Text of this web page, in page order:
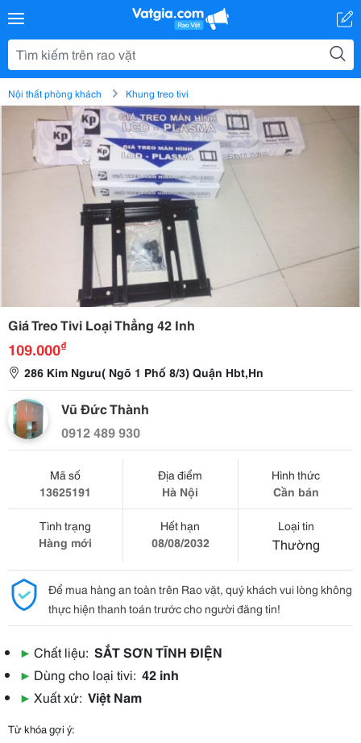
Nội thất phòng khách Khung treo tivi
Giá Treo Tivi Loại Thẳng 42 Inh
109.000₫
286 Kim Ngưu( Ngõ 1 Phố 8/3) Quận Hbt,Hn
Vũ Đức Thành
0912 489 930
Mã số
13625191
Địa điểm
Hà Nội
Hình thức
Cần bán
Tình trạng
Hàng mới
Hết hạn
08/08/2032
Loại tin
Thường
Để mua hàng an toàn trên Rao vặt, quý khách vui lòng không
thực hiện thanh toán trước cho người đăng tin!
▶ Chất liệu: SẮT SƠN TĨNH ĐIỆN
▶ Dùng cho loại tivi: 42 inh
▶ Xuất xứ: Việt Nam
Từ khóa gợi ý: